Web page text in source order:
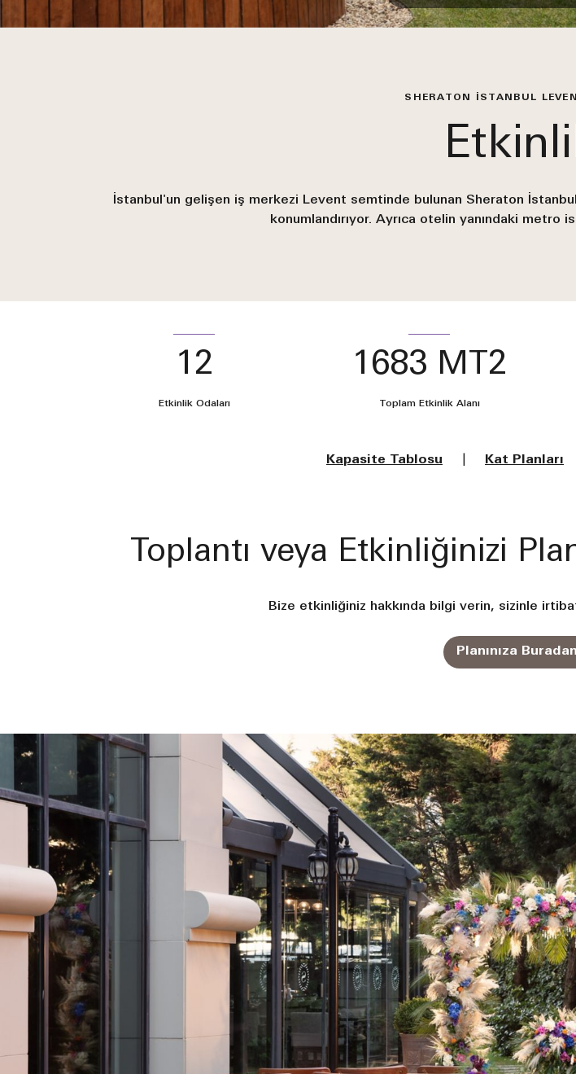
SHERATON İSTANBUL
İstanbul'un gelişen iş merkezi Levent semtinde bulunan Sheraton
konumlandırıyor. Ayrıca otelin yanındaki metro
12
Etkinlik Odaları
1683 MT2
Toplam Etkinlik Alanı
Kapasite Tablosu Kat Planları
Toplantı veya Etkinliğinizi
Bize etkinliğiniz hakkında bilgi verin, sizinle
Planınıza